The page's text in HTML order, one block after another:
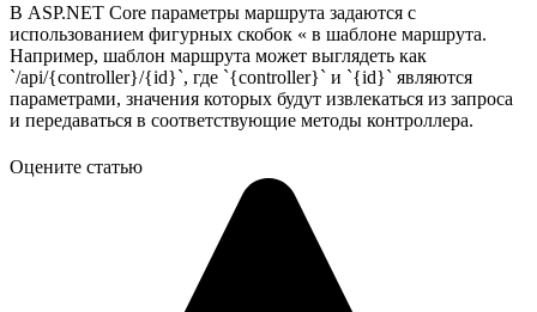
В ASP.NET Core параметры маршрута задаются с
использованием фигурных скобок « в шаблоне маршрута.
Например, шаблон маршрута может выглядеть как
`/api/{controller}/{id}`, где `{controller}` и `{id}` являются
параметрами, значения которых будут извлекаться из запроса
и передаваться в соответствующие методы контроллера.
Оцените статью